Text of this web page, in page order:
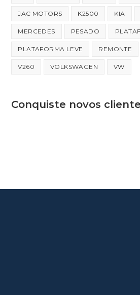
JAC MOTORS K2500 KIA
MERCEDES PESADO
PLATAFORMA LEVE REMONTE
V260 VOLKSWAGEN VW
Conquiste novos